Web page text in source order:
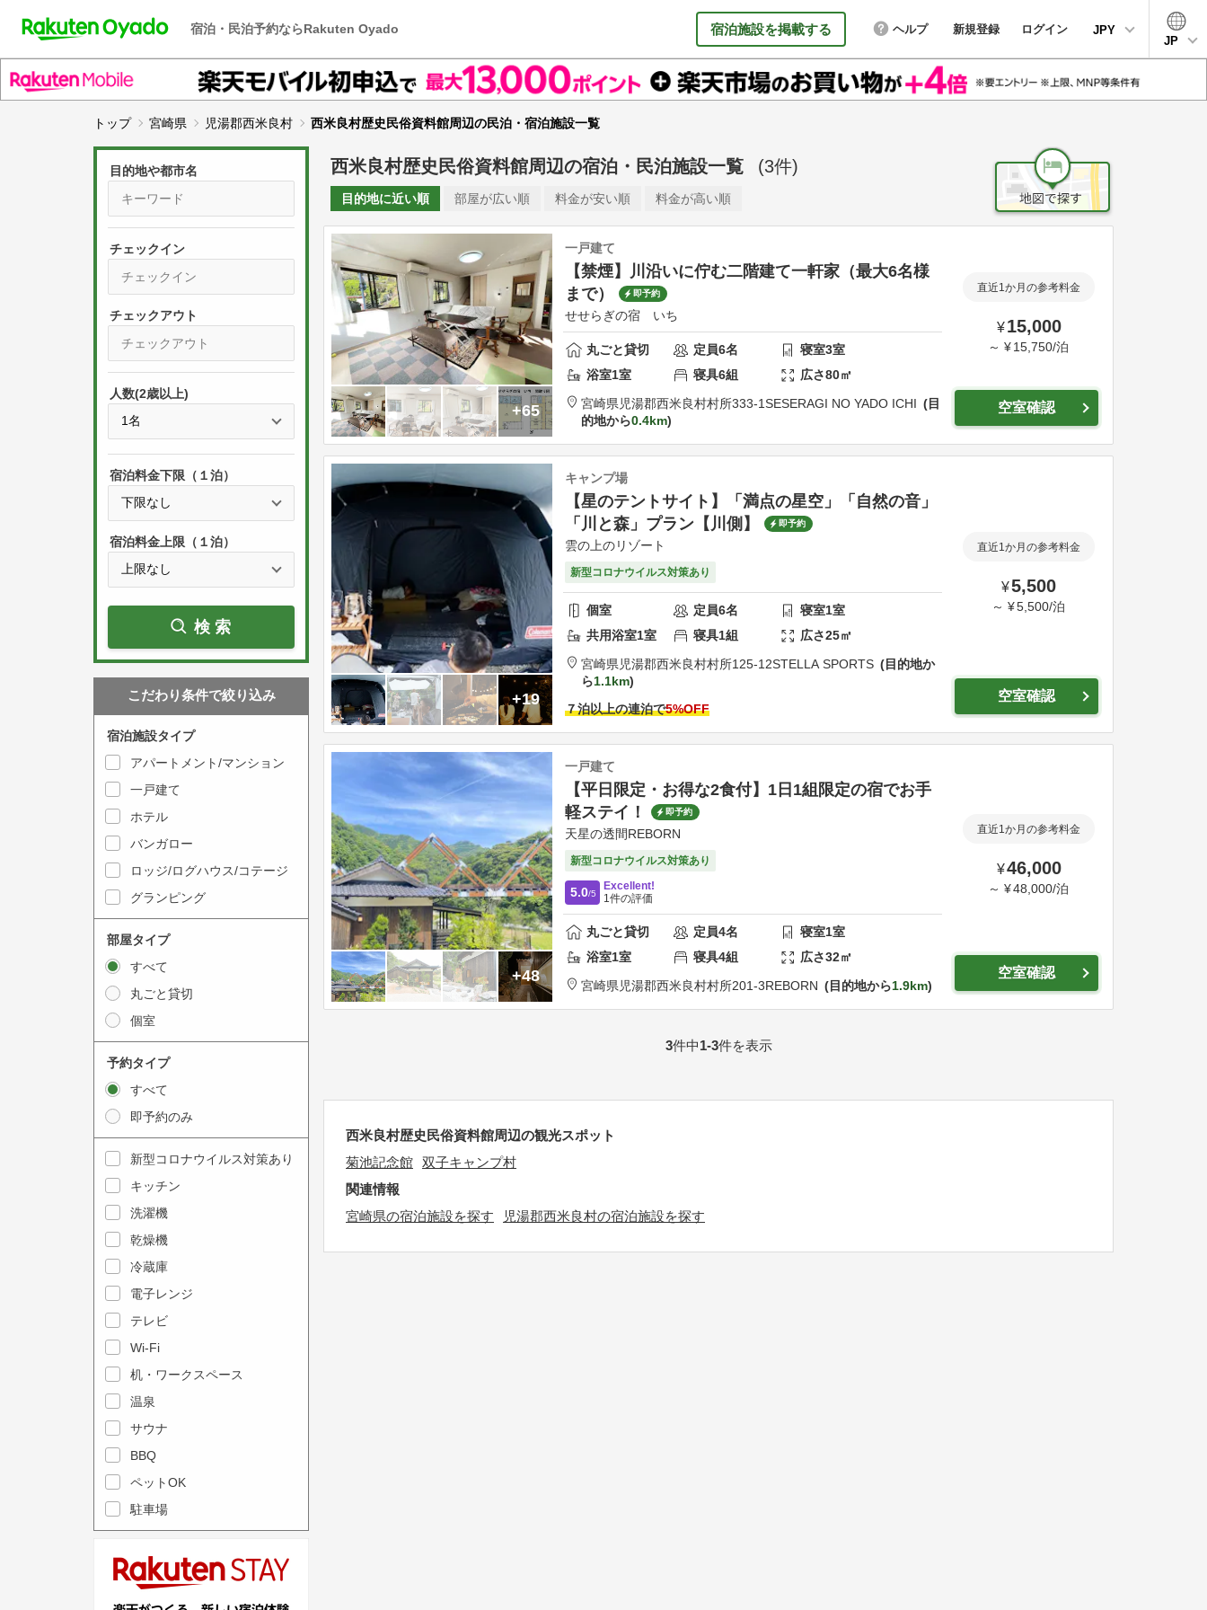
宿泊・民泊予約ならRakuten Oyado 宿泊施設を掲載する ヘルプ 新規登録 ログイン
JPY
JP
トップ 宮崎県 児湯郡西米良村 西米良村歴史民俗資料館周辺の民泊・宿泊施設一覧
目的地や都市名
チェックイン
r
s
s
e
w
a
r
w
e
t
o
t
e
a
c
t
w
i
t
h
c
a
l
n
d
a
r
a
n
s
e
l
c
P
r
s
t
e
w
a
r
w
k
t
o
n
t
e
r
a
c
w
i
t
h
t
h
c
a
l
e
n
d
r
a
n
s
e
e
人数(2歳以上)
宿泊料金下限（１泊）
宿泊料金上限（１泊）
検索
こだわり条件で絞り込み
宿泊施設タイプ
アパートメント/マンション
一戸建て
ホテル
バンガロー
ロッジ/ログハウス/コテージ
グランピング
部屋タイプ
すべて
丸ごと貸切
個室
予約タイプ
すべて
即予約のみ
新型コロナウイルス対策あり
キッチン
洗濯機
乾燥機
冷蔵庫
電子レンジ
テレビ
Wi-Fi
机・ワークスペース
温泉
サウナ
BBQ
ペットOK
駐車場
西米良村歴史民俗資料館周辺の宿泊・民泊施設一覧 (3件)
目的地に近い順 部屋が広い順 料金が安い順 料金が高い順
+65
一戸建て
【禁煙】川沿いに佇む二階建て一軒家（最大6名様
まで）
即予約
せせらぎの宿 いち
丸ごと貸切 定員6名 寝室3室
浴室1室 寝具6組 広さ80㎡
宮崎県児湯郡西米良村村所333-1SESERAGI NO YADO ICHI
目
的地から0.4km
直近1か月の参考料金
¥ 15,000
～ ¥ 15,750/泊
空室確認
+19
キャンプ場
【星のテントサイト】「満点の星空」「自然の音」
「川と森」プラン【川側】
即予約
雲の上のリゾート
新型コロナウイルス対策あり
個室 定員6名 寝室1室
共用浴室1室 寝具1組 広さ25㎡
宮崎県児湯郡西米良村村所125-12STELLA SPORTS
目的地か
ら1.1km
７泊以上の連泊で5%OFF
直近1か月の参考料金
¥5,500
～ ¥5,500/泊
空室確認
+48
一戸建て
【平日限定・お得な2食付】1日1組限定の宿でお手
軽ステイ！
即予約
天星の透間REBORN
新型コロナウイルス対策あり
5.0/5
Excellent!
1 件の評価
丸ごと貸切 定員4名 寝室1室
浴室1室 寝具4組 広さ32㎡
宮崎県児湯郡西米良村村所201-3REBORN 目的地から1.9km
直近1か月の参考料金
¥46,000
～ ¥48,000/泊
空室確認
3件中1-3件を表示
西米良村歴史民俗資料館周辺の観光スポット
菊池記念館 双子キャンプ村
関連情報
宮崎県の宿泊施設を探す
児湯郡西米良村の宿泊施設を探す